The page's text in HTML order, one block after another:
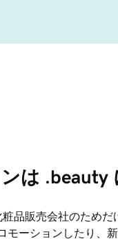
は .beauty
粧品販売会社のため
モーションしたり、